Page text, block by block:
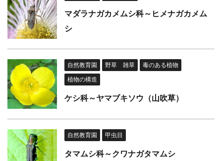
マダラナガカメムシ科～ヒメナガカメム
シ
自然教育園 野草 雑草
毒のある植物
植物の構造
ケシ科～ヤマブキソウ（山吹草）
自然教育園 甲虫目
タマムシ科～クワナガタマムシ